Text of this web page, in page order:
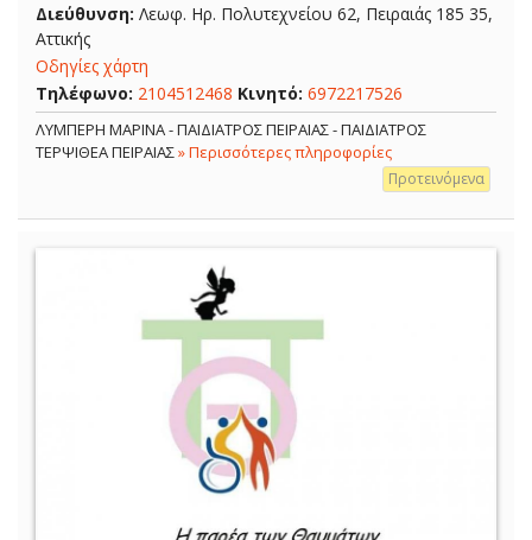
Διεύθυνση: Λεωφ. Ηρ. Πολυτεχνείου 62, Πειραιάς 185 35,
Αττικής
Οδηγίες χάρτη
Τηλέφωνο: 2104512468 Κινητό: 6972217526
ΛΥΜΠΕΡΗ ΜΑΡΙΝΑ - ΠΑΙΔΙΑΤΡΟΣ ΠΕΙΡΑΙΑΣ - ΠΑΙΔΙΑΤΡΟΣ
ΤΕΡΨΙΘΕΑ ΠΕΙΡΑΙΑΣ» Περισσότερες πληροφορίες
Προτεινόμενα